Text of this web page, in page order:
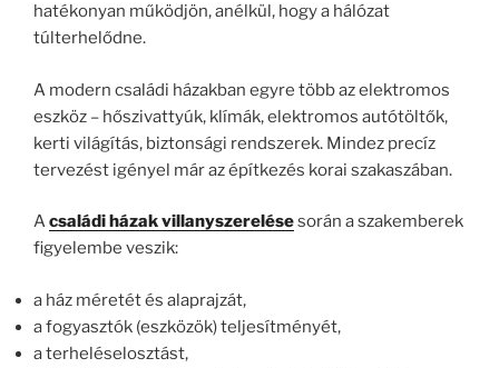
hatékonyan működjön, anélkül, hogy a hálózat
túlterhelődne.
A modern családi házakban egyre több az elektromos
eszköz – hőszivattyúk, klímák, elektromos autótöltők,
kerti világítás, biztonsági rendszerek. Mindez precíz
tervezést igényel már az építkezés korai szakaszában.
Acsaládi házak villanyszerelésesorán a szakemberek
figyelembe veszik:
a ház méretét és alaprajzát,
a fogyasztók (eszközök) teljesítményét,
a terheléselosztást,